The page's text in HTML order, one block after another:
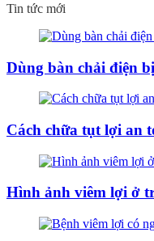
Tin tức mới
Dùng bàn chải điện
Cách chữa tụt lợi an
Hình ảnh viêm lợi ở